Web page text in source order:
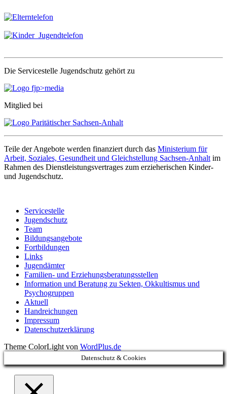
Die Servicestelle Jugendschutz gehört zu
Mitglied bei
Teile der Angebote werden finanziert durch das Ministerium für
Arbeit, Soziales, Gesundheit und Gleichstellung Sachsen-Anhalt im
Rahmen des Dienstleistungsvertrages zum erzieherischen Kinder-
und Jugendschutz.
Servicestelle
Jugendschutz
Team
Bildungsangebote
Fortbildungen
Links
Jugendämter
Familien- und Erziehungsberatungsstellen
Information und Beratung zu Sekten, Okkultismus und
Psychogruppen
Aktuell
Handreichungen
Impressum
Datenschutzerklärung
Theme ColorLight von WordPlus.de
Datenschutz & Cookies